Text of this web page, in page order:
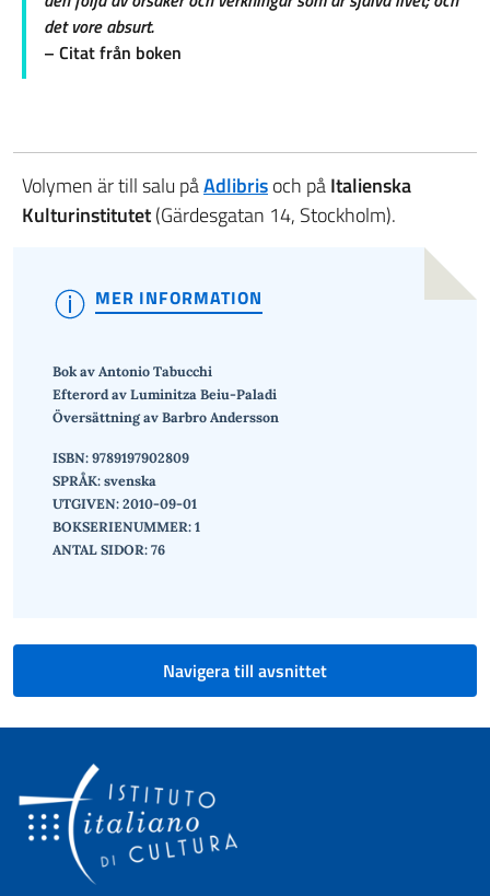
det vore absurt.
– Citat från boken
Volymen är till salu påAdlibrisoch påItalienska
Kulturinstitutet(Gärdesgatan 14, Stockholm).
MER INFORMATION
Bok avAntonio Tabucchi
Efterord av Luminitza Beiu-Paladi
Översättning avBarbro Andersson
ISBN: 9789197902809
SPRÅK:svenska
UTGIVEN:2010-09-01
BOKSERIENUMMER: 1
ANTAL SIDOR: 76
Navigera till avsnittet